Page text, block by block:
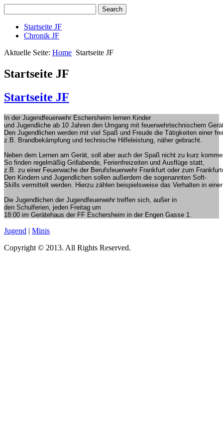
Startseite JF
Chronik JF
Aktuelle Seite: Home Startseite JF
Startseite JF
Startseite JF
In der Jugendfeuerwehr Eschersheim lernen Kinder
und Jugendliche ab 10 Jahren den Umgang mit feuerwehrtechnischem
Den Jugendlichen werden mit viel Spaß und Freude die Tätigkeiten einer
z.B. Brandbekämpfung und technische Hilfeleistung näher gebracht
Neben dem Lernen am Gerät soll aber auch der Spaß nicht zu kurz
So finden regelmäßig Grillabende Ferienfreizeiten und Ausflüge statt
z.B. zu einer Feuerwache der Berufsfeuerwehr Frankfurt oder zum
Den Kindern und Jugendlichen sollen außerdem die sogenannten Soft-
Skills vermittelt werden Hierzu zählen beispielsweise das Verhalten in einer
Die Jugendlichen der Jugendfeuerwehr treffen sich außer in
den Schulferien jeden Freitag um
18:00 im Gerätehaus der FF Eschersheim in der Engen Gasse 1.
Jugend | Minis
Copyright © 2013. All Rights Reserved.